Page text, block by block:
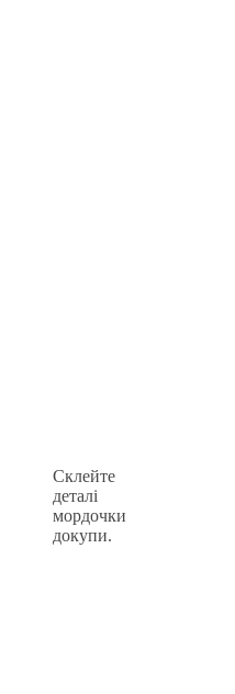
Склейте
деталі
мордочки
докупи.